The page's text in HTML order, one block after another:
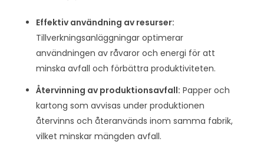
Effektiv användning av resurser:
Tillverkningsanläggningar optimerar
användningen av råvaror och energi för att
minska avfall och förbättra produktiviteten.
Återvinning av produktionsavfall: Papper och
kartong som avvisas under produktionen
återvinns och återanvänds inom samma fabrik,
vilket minskar mängden avfall.